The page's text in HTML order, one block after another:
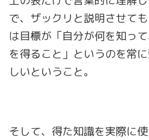
で、ザックリと説明させて
は目標が「自分が何を知っ
を得ること」というのを常
しいということ。
そして、得た知識を実際に